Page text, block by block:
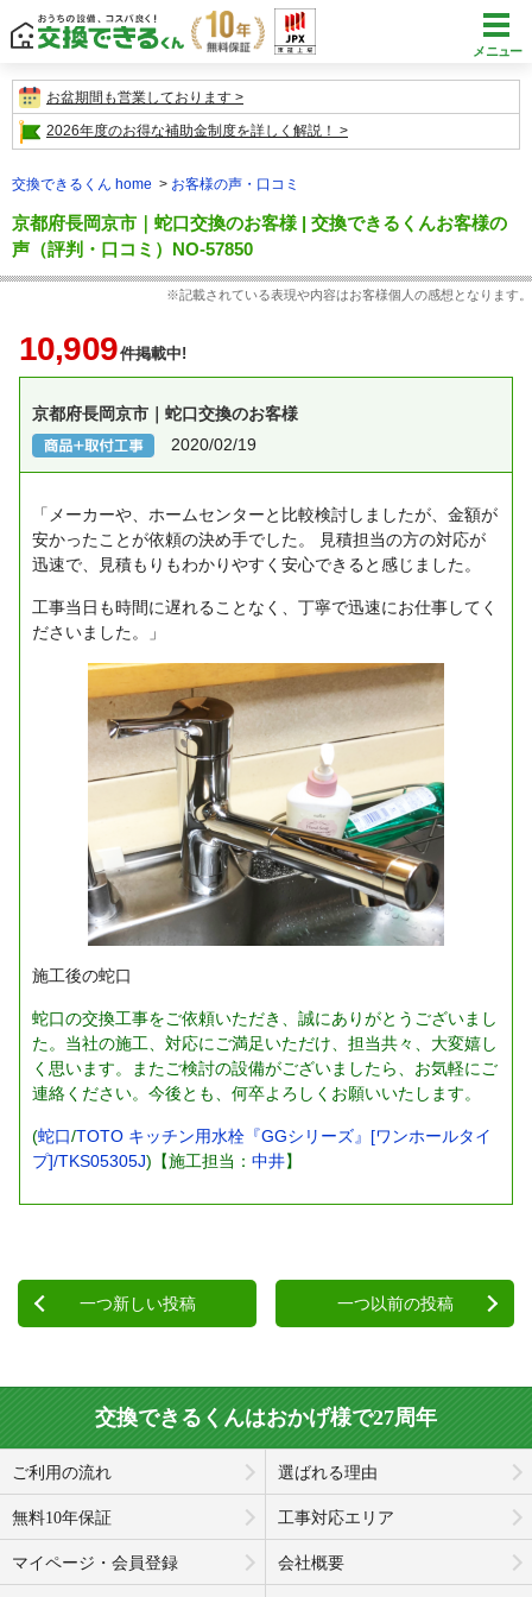
メニュー
お盆期間も営業しております
2026年度のお得な補助金制度を詳しく解説！
交換できるくん home お客様の声・口コミ
京都府長岡京市｜蛇口交換のお客様 | 交換できるくんお客様の
声（評判・口コミ）NO-57850
※記載されている表現や内容はお客様個人の感想となります。
10,909件掲載中!
京都府長岡京市｜蛇口交換のお客様
2020/02/19
「メーカーや、ホームセンターと比較検討しましたが、金額が
安かったことが依頼の決め手でした。
見積担当の方の対応が
迅速で、見積もりもわかりやすく安心できると感じました。
工事当日も時間に遅れることなく、丁寧で迅速にお仕事してく
ださいました。」
施工後の蛇口
蛇口の交換工事をご依頼いただき、誠にありがとうございまし
た。当社の施工、対応にご満足いただけ、担当共々、大変嬉し
く思います。またご検討の設備がございましたら、お気軽にご
連絡ください。今後とも、何卒よろしくお願いいたします。
(蛇口/TOTO キッチン用水栓『GGシリーズ』[ワンホールタイ
プ]/TKS05305J)【施工担当： 中井】
一つ新しい投稿 一つ以前の投稿
交換できるくんはおかげ様で27周年
ご利用の流れ 選ばれる理由
無料10年保証 工事対応エリア
マイページ・会員登録 会社概要